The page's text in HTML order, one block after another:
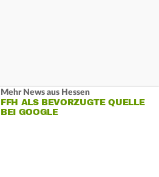
Mehr News aus Hessen
FFH ALS BEVORZUGTE QUELLE
BEI GOOGLE